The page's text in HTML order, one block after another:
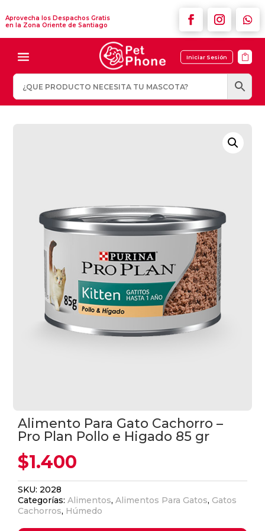
Aprovecha los Despachos Gratis
en la Zona Oriente de Santiago
Iniciar Sesión 
Alimento Para Gato Cachorro –
Pro Plan Pollo e Higado 85 gr
$1.400
SKU: 2028
Categorías:Alimentos,Alimentos Para Gatos, Gatos
Cachorros, Húmedo